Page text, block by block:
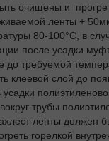
очищены и
ленты +
80-100°С, в
после усадки
до требуемой
клеевой слой до
усадки
трубы
ленты должен
горелкой